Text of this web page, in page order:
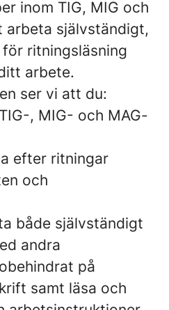
inom TIG, MIG och
arbeta självständigt,
ritningsläsning
arbete.
ser vi att du:
, MIG- och MAG-
efter ritningar
och
både självständigt
andra
på
samt läsa och